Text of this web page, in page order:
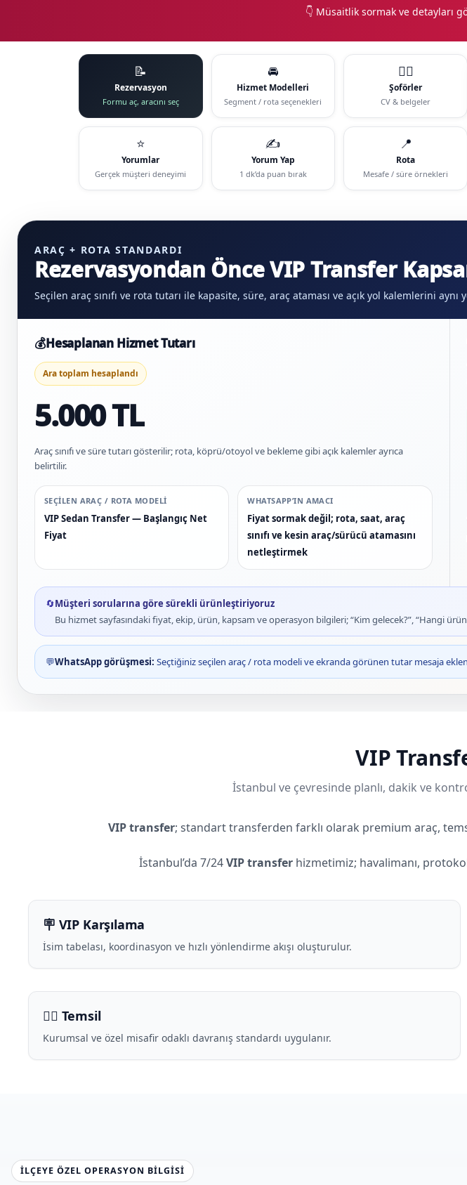
👇 Müsaitlik sormak ve detayları
📝
Rezervasyon
Formu aç, aracını seç
🚘
Hizmet Modelleri
Segment / rota seçenekleri
🧑‍✈️
Şoförler
CV & belgeler
⭐
Yorumlar
Gerçek müşteri deneyimi
✍️
Yorum Yap
1 dk’da puan bırak
📍
Rota
Mesafe / süre örnekleri
ARAÇ + ROTA STANDARDI
Rezervasyondan Önce VIP Transfer
Seçilen araç sınıfı ve rota tutarı ile kapasite, süre, araç ataması ve açık yol kalemlerini aynı
💰Hesaplanan Hizmet Tutarı
Ara toplam hesaplandı
5.000 TL
Araç sınıfı ve süre tutarı gösterilir; rota, köprü/otoyol ve bekleme gibi açık kalemler ayrıca
belirtilir.
SEÇILEN ARAÇ / ROTA MODELI
VIP Sedan Transfer — Başlangıç Net
Fiyat
WHATSAPP’IN AMACI
Fiyat sormak değil; rota, saat, araç
sınıfı ve kesin araç/sürücü atamasını
netleştirmek
🔄Müşteri sorularına göre sürekli ürünleştiriyoruz
Bu hizmet sayfasındaki fiyat, ekip, ürün, kapsam ve operasyon bilgileri; “Kim gelecek?”, “Hangi
💬WhatsApp görüşmesi: Seçtiğiniz seçilen araç / rota modeli ve ekranda görünen tutar mesaja
VIP
İstanbul ve çevresinde planlı, dakik ve
VIP transfer; standart transferden farklı olarak premium araç,
İstanbul’da 7/24VIP transfer hizmetimiz; havalimanı,
🪧 VIP Karşılama
İsim tabelası, koordinasyon ve hızlı yönlendirme akışı oluşturulur.
🧑‍✈️ Temsil
Kurumsal ve özel misafir odaklı davranış standardı uygulanır.
İLÇEYE ÖZEL OPERASYON BILGISI